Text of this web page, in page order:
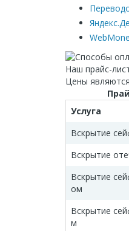
Наш прайс-
Цены
Услуга
Вскрытие
Вскрытие
Вскрытие
ом
Вскрытие
м